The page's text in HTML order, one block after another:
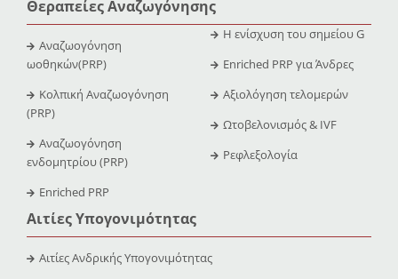
Θεραπείες Αναζωγόνησης
Αναζωογόνηση
ωοθηκών(PRP)
Κολπική Αναζωογόνηση
(PRP)
Αναζωογόνηση
ενδομητρίου (PRP)
Enriched PRP
Η ενίσχυση του σημείου G
Enriched PRP για Άνδρες
Αξιολόγηση τελομερών
Ωτοβελονισμός & IVF
Ρεφλεξολογία
Αιτίες Υπογονιμότητας
Αιτίες Ανδρικής Υπογονιμότητας